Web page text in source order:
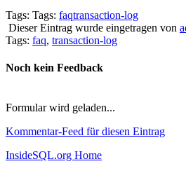
Tags: Tags: faqtransaction-log
Dieser Eintrag wurde eingetragen von
Tags: faq, transaction-log
Noch kein Feedback
Formular wird geladen...
Kommentar-Feed für diesen Eintrag
InsideSQL.org Home